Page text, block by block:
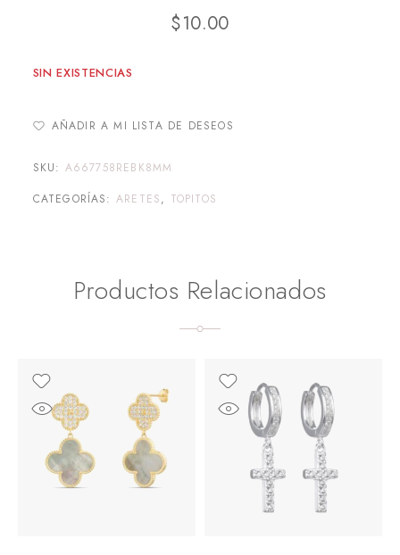
$10.00
SIN EXISTENCIAS
AÑADIR A MI LISTA DE DESEOS
SKU: A667758REBK8MM
CATEGORÍAS: ARETES, TOPITOS
Productos Relacionados